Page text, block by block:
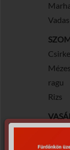
ragu
Rizs